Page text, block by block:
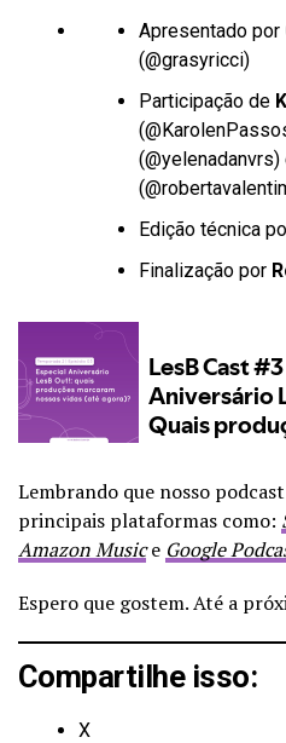
Apresentado por
(@grasyricci)
Participação de
(
(@yelenadanvrs)
(
Edição técnica
Finalização por
Lembrando que nosso
principais plataformas como:
Amazon Musice Google
Espero que gostem. Até a
Compartilhe isso:
X